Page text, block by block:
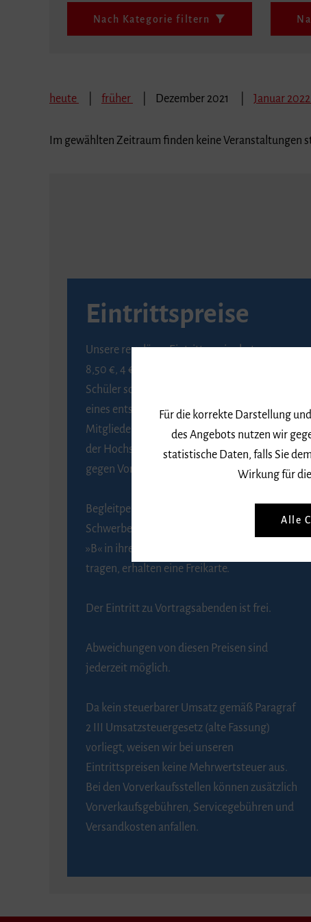
Nach Kategorie filtern
heute früher Dezember 2021 Januar 2022
Im gewählten Zeitraum finden keine Veranstaltungen
Eintrittspreise
Unsere regulären Eintrittspreise betragen
8,50 €, 4 € ermäßigt für Schülerinnen und
Schüler sowie Studierende gegen Vorlage
eines entsprechenden Nachweises, 6 € für
Mitglieder der Gesellschaft zur Förderung
der Hochschule für Musik Freiburg e. V.
gegen Vorlage des Mitgliedsausweises.
Begleitpersonen von Menschen mit
Schwerbehinderung, die das Merkzeichen
»B« in ihrem Schwerbehindertenausweis
tragen, erhalten eine Freikarte.
Der Eintritt zu Vortragsabenden ist frei.
Abweichungen von diesen Preisen sind
jederzeit möglich.
Da kein steuerbarer Umsatz gemäß Paragraf
2 III Umsatzsteuergesetz (alte Fassung)
vorliegt, weisen wir bei unseren
Eintrittspreisen keine Mehrwertsteuer aus.
Bei den Vorverkaufsstellen können zusätzlich
Vorverkaufsgebühren, Servicegebühren und
Versandkosten anfallen.
Für die korrekte Darstellung
des Angebots nutzen wir
statistische Daten, falls Sie
Wirkung für
Alle